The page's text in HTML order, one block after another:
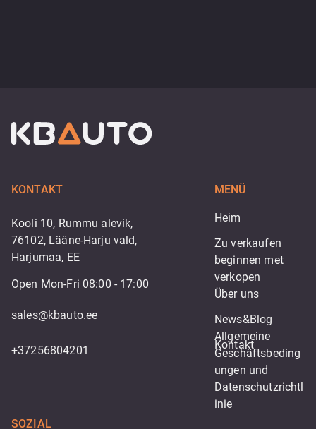
KONTAKT
Kooli 10, Rummu alevik,
76102, Lääne-Harju vald,
Harjumaa, EE
Open Mon-Fri 08:00 - 17:00
sales@kbauto.ee
+37256804201
MENÜ
Heim
Zu verkaufen
beginnen met
verkopen
Über uns
News&Blog
Kontakt
Allgemeine
Geschäftsbeding
ungen und
Datenschutzrichtl
inie
SOZIAL